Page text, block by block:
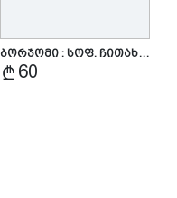
ბორჯომი : სოფ. ჩითახ…
60